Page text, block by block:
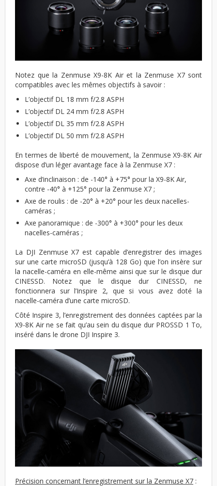
Notez que la Zenmuse X9-8K Air et la Zenmuse X7 sont
compatibles avec les mêmes objectifs à savoir :
L’objectif DL 18 mm f/2.8 ASPH
L’objectif DL 24 mm f/2.8 ASPH
L’objectif DL 35 mm f/2.8 ASPH
L’objectif DL 50 mm f/2.8 ASPH
En termes de liberté de mouvement, la Zenmuse X9-8K Air
dispose d’un léger avantage face à la Zenmuse X7 :
Axe d’inclinaison : de -140° à +75° pour la X9-8K Air,
contre -40° à +125° pour la Zenmuse X7 ;
Axe de roulis : de -20° à +20° pour les deux nacelles-
caméras ;
Axe panoramique : de -300° à +300° pour les deux
nacelles-caméras ;
La DJI Zenmuse X7 est capable d’enregistrer des images
sur une carte microSD (jusqu’à 128 Go) que l’on insère sur
la nacelle-caméra en elle-même ainsi que sur le disque dur
CINESSD. Notez que le disque dur CINESSD, ne
fonctionnera sur l’Inspire 2, que si vous avez doté la
nacelle-caméra d’une carte microSD.
Côté Inspire 3, l’enregistrement des données captées par la
X9-8K Air ne se fait qu’au sein du disque dur PROSSD 1 To,
inséré dans le drone DJI Inspire 3.
Précision concernant l’enregistrement sur la Zenmuse X7 :